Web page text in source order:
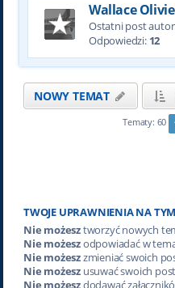
Wallace
Ostatni post
Odpowiedzi: 12
NOWY TEMAT
Tematy: 60
TWOJE UPRAWNIENIA NA
Nie możesztworzyć nowych
Nie możeszodpowiadać w
Nie możeszzmieniać swoich
Nie możeszusuwać swoich